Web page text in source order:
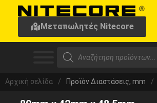
Μεταπωλητές Nitecore
Αρχική σελίδα / Προϊόν Διαστάσεις, mm /